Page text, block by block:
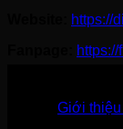
https://
Giới thiệu